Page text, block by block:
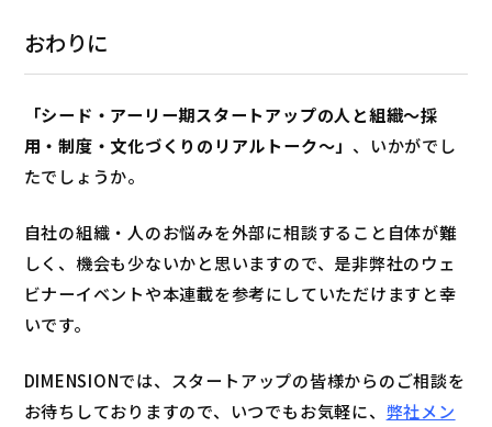
おわりに
「シード・アーリー期スタートアップの人と組織～採
用・制度・文化づくりのリアルトーク～」 、いかがでし
たでしょうか。
自社の組織・人のお悩みを外部に相談すること自体が難
しく、機会も少ないかと思いますので、是非弊社のウェ
ビナーイベントや本連載を参考にしていただけますと幸
いです。
DIMENSIONでは、スタートアップの皆様からのご相談を
お待ちしておりますので、いつでもお気軽に、 弊社メン